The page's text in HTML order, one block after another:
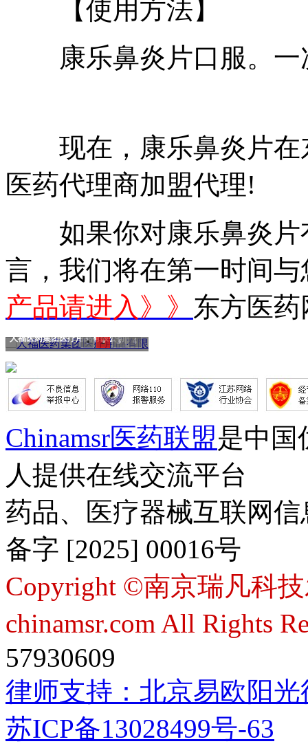
【使用方法】
康乐鼻炎片口服。一
现在，康乐鼻炎片在
医药代理商加盟代理!
如果你对康乐鼻炎片
言，我们将在第一时间与
产品请进入》》 东方医药
人福医药集团医疗用品有限公司
1 2 3 4
Chinamsr医药联盟是中国
人提供在线交流平台
药品、医疗器械互联网
备字 [2025] 00016号
Copyright ©南京瑞凡科
chinamsr.com All Rights
57930609
律师支持： 北京易欧阳
苏ICP备13028499号-63